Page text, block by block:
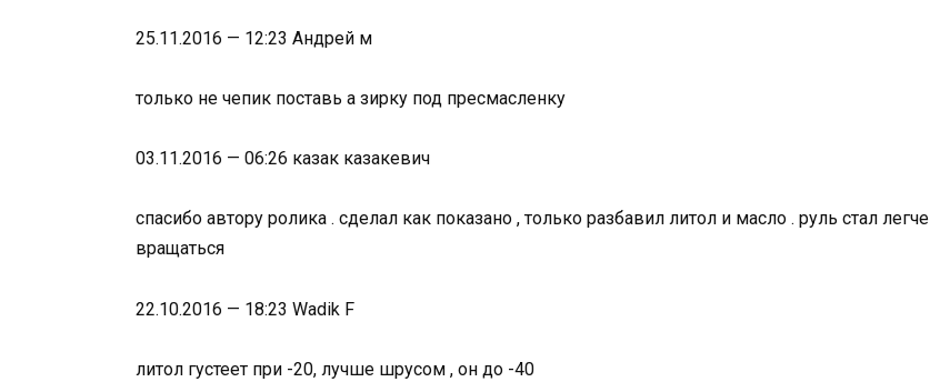
25.11.2016 — 12:23 Андрей м
только не чепик поставь а зирку под пресмасленку
03.11.2016 — 06:26 казак казакевич
спасибо автору ролика . сделал как показано , только разбавил литол и масло . руль стал легче
вращаться
22.10.2016 — 18:23 Wadik F
литол густеет при -20, лучше шрусом , он до -40